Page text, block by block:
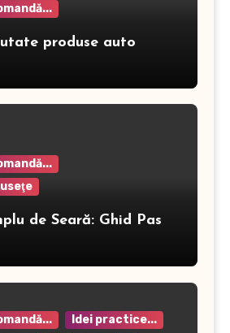
produse auto
de Seară: Ghid Pas
Idei practice...